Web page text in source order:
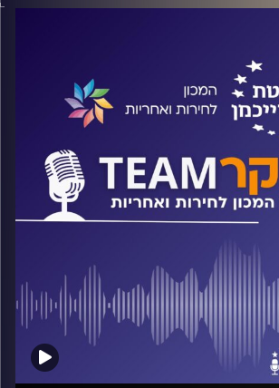
לוועדת חקירה ממלכתית כשתקום,
חיילות בחמ"לים קדמיים בגזרת עזה
https://bit.ly/4eonCZn
לחירות ואחריות